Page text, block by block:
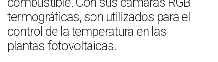
termográficas, son utilizados para el
control de la temperatura en las
plantas fotovoltaicas.